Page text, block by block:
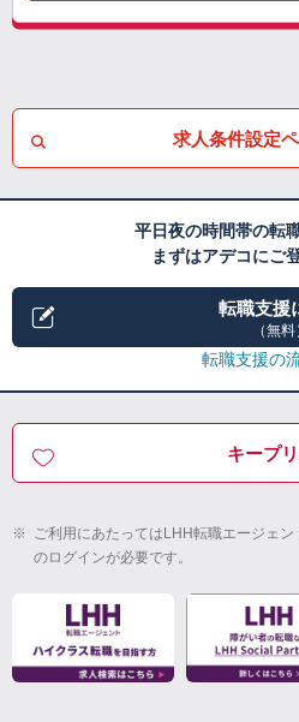
求人条件設定
平日夜の時間帯の転
まずはアデコにご
転職支援
（無料
転職支援の
キープ
※ ご利用にあたってはLHH転職エージェ
のログインが必要です。